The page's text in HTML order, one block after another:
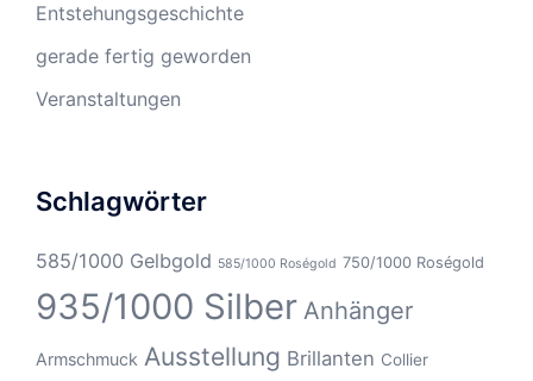
Entstehungsgeschichte
gerade fertig geworden
Veranstaltungen
Schlagwörter
585/1000 Gelbgold 585/1000 Roségold 750/1000 Roségold
935/1000 Silber Anhänger
Armschmuck Ausstellung Brillanten Collier